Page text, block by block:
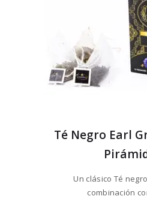
Té Negro Earl
Un clásico Té
combinación